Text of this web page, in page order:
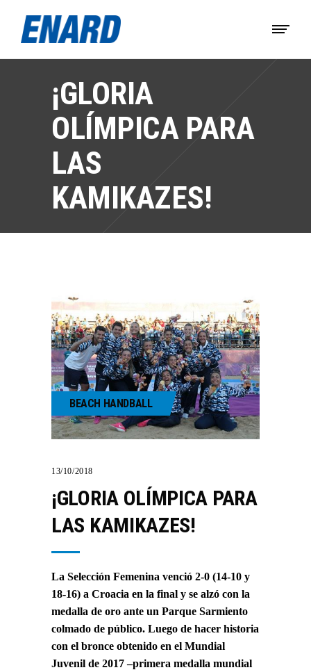
¡GLORIA
OLÍMPICA PARA
LAS
KAMIKAZES!
BEACH HANDBALL
13/10/2018
¡GLORIA OLÍMPICA PARA
LAS KAMIKAZES!
La Selección Femenina venció 2-0 (14-10 y
18-16) a Croacia en la final y se alzó con la
medalla de oro ante un Parque Sarmiento
colmado de público. Luego de hacer historia
con el bronce obtenido en el Mundial
Juvenil de 2017 –primera medalla mundial